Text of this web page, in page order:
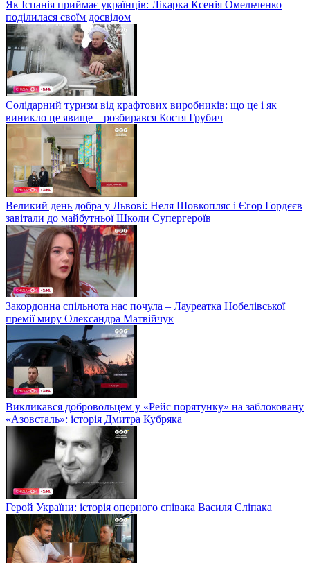
Як Іспанія приймає українців: Лікарка Ксенія Омельченко
поділилася своїм досвідом
Солідарний туризм від крафтових виробників: що це і як
виникло це явище – розбирався Костя Грубич
Великий день добра у Львові: Неля Шовкопляс і Єгор Гордєєв
завітали до майбутньої Школи Супергероїв
Закордонна спільнота нас почула – Лауреатка Нобелівської
премії миру Олександра Матвійчук
Викликався добровольцем у «Рейс порятунку» на заблоковану
«Азовсталь»: історія Дмитра Кубряка
Герой України: історія оперного співака Василя Сліпака